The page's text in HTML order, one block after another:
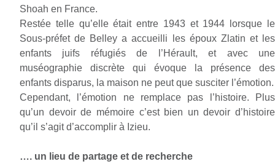
Shoah en France.
Restée telle qu’elle était entre 1943 et 1944 lorsque le
Sous-préfet de Belley a accueilli les époux Zlatin et les
enfants juifs réfugiés de l’Hérault, et avec une
muséographie discrète qui évoque la présence des
enfants disparus, la maison ne peut que susciter l’émotion.
Cependant, l’émotion ne remplace pas l’histoire. Plus
qu’un devoir de mémoire c’est bien un devoir d’histoire
qu’il s’agit d’accomplir à Izieu.
…. un lieu de partage et de recherche